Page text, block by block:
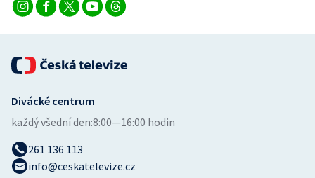
Divácké centrum
každý všední den:8:00—16:00 hodin
261 136 113
info@ceskatelevize.cz